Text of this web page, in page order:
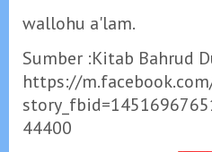
wallohu a'lam.
Sumber :Kitab Bahrud
https://
44400